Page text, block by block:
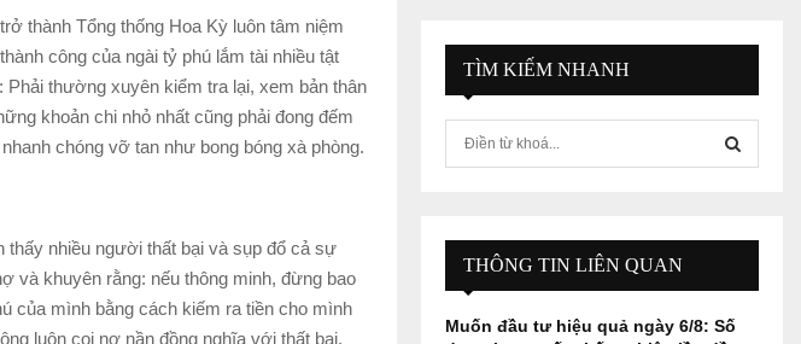
thành Tổng thống Hoa Kỳ luôn tâm niệm
công của ngài tỷ phú lắm tài nhiều tật
thường xuyên kiểm tra lại, xem bản thân
khoản chi nhỏ nhất cũng phải đong đếm
chóng vỡ tan như bong bóng xà phòng.
nhiều người thất bại và sụp đổ cả sự
và khuyên rằng: nếu thông minh, đừng bao
của mình bằng cách kiếm ra tiền cho mình
luôn coi nợ nần đồng nghĩa với thất bại.
TÌM KIẾM NHANH
r
E
A
R
THÔNG TIN LIÊN QUAN
Muốn đầu tư hiệu quả ngày 6/8: Số